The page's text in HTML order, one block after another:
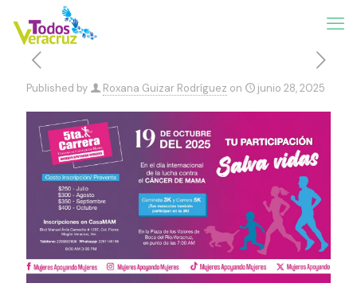
Published by Roxana Guizar Rodríguez on junio 28, 2025